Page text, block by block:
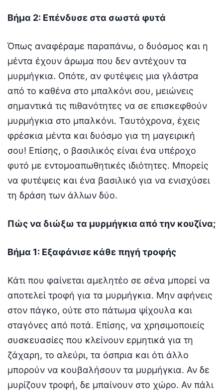
Βήμα 2: Επένδυσε στα σωστά φυτά
Όπως αναφέραμε παραπάνω, ο δυόσμος και η
μέντα έχουν άρωμα που δεν αντέχουν τα
μυρμήγκια. Οπότε, αν φυτέψεις μια γλάστρα
από το καθένα στο μπαλκόνι σου, μειώνεις
σημαντικά τις πιθανότητες να σε επισκεφθούν
μυρμήγκια στο μπαλκόνι. Ταυτόχρονα, έχεις
φρέσκια μέντα και δυόσμο για τη μαγειρική
σου! Επίσης, ο βασιλικός είναι ένα υπέροχο
φυτό με εντομοαπωθητικές ιδιότητες. Μπορείς
να φυτέψεις και ένα βασιλικό για να ενισχύσει
τη δράση των άλλων δύο.
Πώς να διώξω τα μυρμήγκια από την κουζίνα;
Βήμα 1: Εξαφάνισε κάθε πηγή τροφής
Κάτι που φαίνεται αμελητέο σε σένα μπορεί να
αποτελεί τροφή για τα μυρμήγκια. Μην αφήνεις
στον πάγκο, ούτε στο πάτωμα ψίχουλα και
σταγόνες από ποτά. Επίσης, να χρησιμοποιείς
συσκευασίες που κλείνουν ερμητικά για τη
ζάχαρη, το αλεύρι, τα όσπρια και ότι άλλο
μπορούν να κουβαλήσουν τα μυρμήγκια. Αν δε
μυρίζουν τροφή, δε μπαίνουν στο χώρο. Αν πάλι